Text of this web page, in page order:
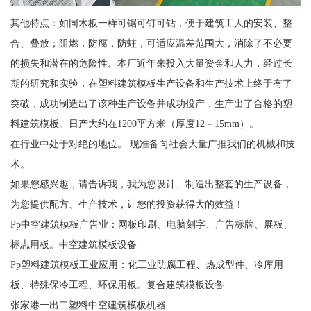
其他特点：如同木板一样可锯可钉可钻，便于建筑工人的安装、整
合、叠放；阻燃，防腐，防蛀，可适应温差范围大，消除了不必要
的损失和潜在的危险性。本厂近年来投入大量资金和人力，经过长
期的研究和实验，在塑料建筑模板生产设备和生产技术上终于有了
突破，成功制造出了该种生产设备并成功投产，生产出了合格的塑
料建筑模板。日产大约在1200平方米（厚度12－15mm）。
在行业中处于对绝的地位。 现准备向社会大量广推我们的机械和技
术。
如果您感兴趣，请告诉我，我为您设计、制造出整套的生产设备，
为您提供配方、生产技术，让您的投资获得大的效益！
Pp中空建筑模板广告业：网板印刷、电脑刻字、广告标牌、展板、
标志用板。中空建筑模板设备
Pp塑料建筑模板工业应用：化工业防腐工程、热成型件、冷库用
板、特殊保冷工程、环保用板。复合建筑模板设备
张家港一出二塑料中空建筑模板机器